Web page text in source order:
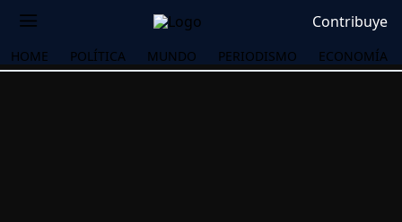
Contribuye
HOME POLÍTICA MUNDO PERIODISMO ECONOMÍA